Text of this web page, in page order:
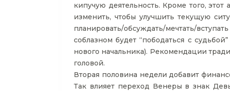
кипучую деятельность. Кроме того,
изменить, чтобы улучшить текущую
планировать/обсуждать/мечтать/
соблазном будет “пободаться с
нового начальника). Рекомендации
головой.
Вторая половина недели добавит
Так влияет переход Венеры в знак